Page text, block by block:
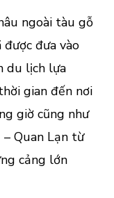
ngoài tàu gỗ
đưa vào
du lịch lựa
gian đến nơi
giờ cũng như
Quan Lạn từ
cảng lớn